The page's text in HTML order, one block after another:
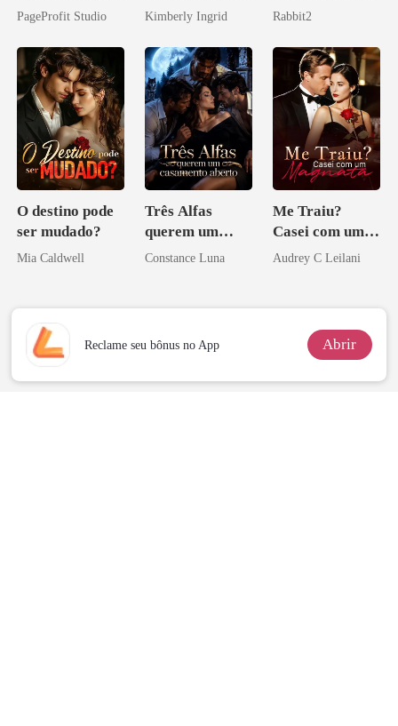
Sua Bolsa de
PageProfit Studio
do professor
Kimberly Ingrid
bilionária
Rabbit2
O destino pode
ser mudado?
Mia Caldwell
Três Alfas
querem um
casamento
Constance Luna
Me Traiu?
Casei com um
Magnata
Audrey C Leilani
Reclame seu bônus no App Abrir